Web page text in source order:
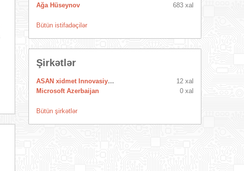
Ağa Hüseynov
683 xal
Bütün istifadəçilər
Şirkətlər
ASAN xidmet Innovasiya Mərkəzi
12 xal
Microsoft Azerbaijan
0 xal
Bütün şirkətlər